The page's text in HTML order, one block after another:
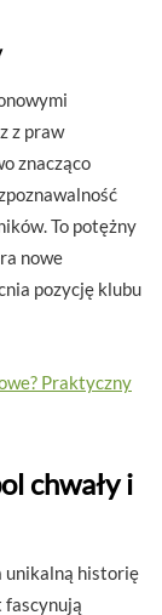
z praw
znacząco
To potężny
nowe
pozycję klubu
Praktyczny
chwały i
unikalną historię